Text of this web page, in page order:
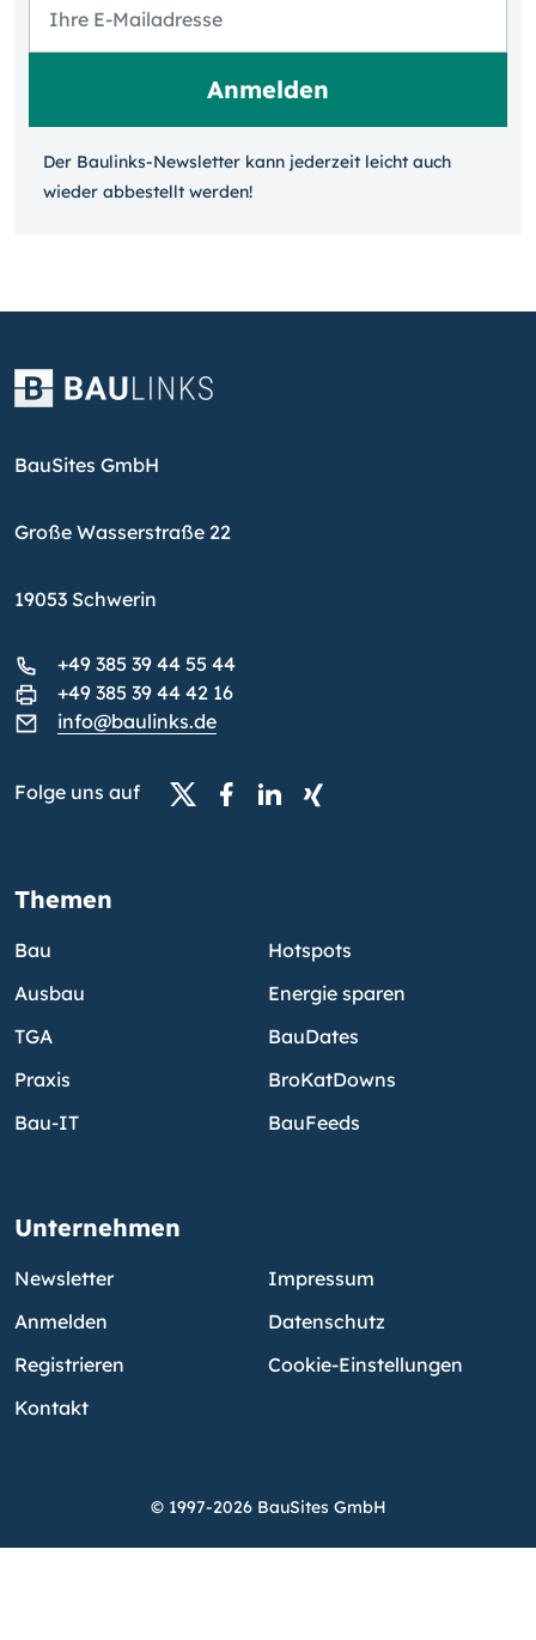
Der Baulinks-Newsletter kann jeder­zeit leicht auch
wieder ab­bestellt werden!
BauSites GmbH
Große Wasserstraße 22
19053 Schwerin
+49 385 39 44 55 44
+49 385 39 44 42 16
info@baulinks.de
Folge uns auf
Themen
Bau
Ausbau
TGA
Praxis
Bau-IT
Hotspots
Energie sparen
BauDates
BroKatDowns
BauFeeds
Unternehmen
Newsletter
Anmelden
Registrieren
Kontakt
Impressum
Datenschutz
Cookie-Einstellungen
© 1997-2026 BauSites GmbH